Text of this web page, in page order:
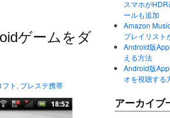
ゲームをダ
ト , プレステ携帯
スマホが
ールも追加
Amazon
プレイリスト
Android版
える方法
Android版
オを視聴する
アーカイブ